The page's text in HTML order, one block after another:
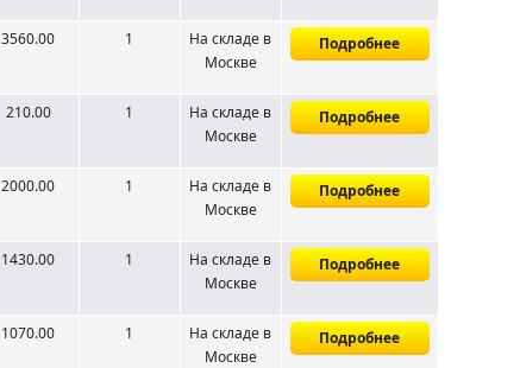
3560.00 1 На складе в
Москве
Подробнее
210.00 1 На складе в
Москве
Подробнее
2000.00 1 На складе в
Москве
Подробнее
1430.00 1 На складе в
Москве
Подробнее
1070.00 1 На складе в
Москве
Подробнее